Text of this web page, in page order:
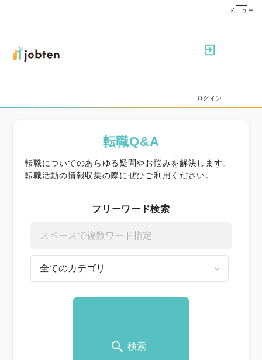
ログイン
転職Q&A
転職についてのあらゆる疑問やお悩みを解決します。
転職活動の情報収集の際にぜひご利用ください。
フリーワード検索
検索